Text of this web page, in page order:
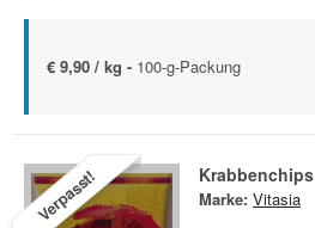
€ 9,90 / kg - 100-g-Packung
Verpasst! Krabbenchips
Marke: Vitasia